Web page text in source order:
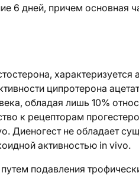
6 дней, причем основная
характеризуется
ципротерона
обладая лишь 10%
к рецепторам
Диеногест не обладает
активностью in vivo.
подавления